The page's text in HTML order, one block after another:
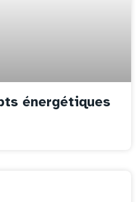
énergétiques